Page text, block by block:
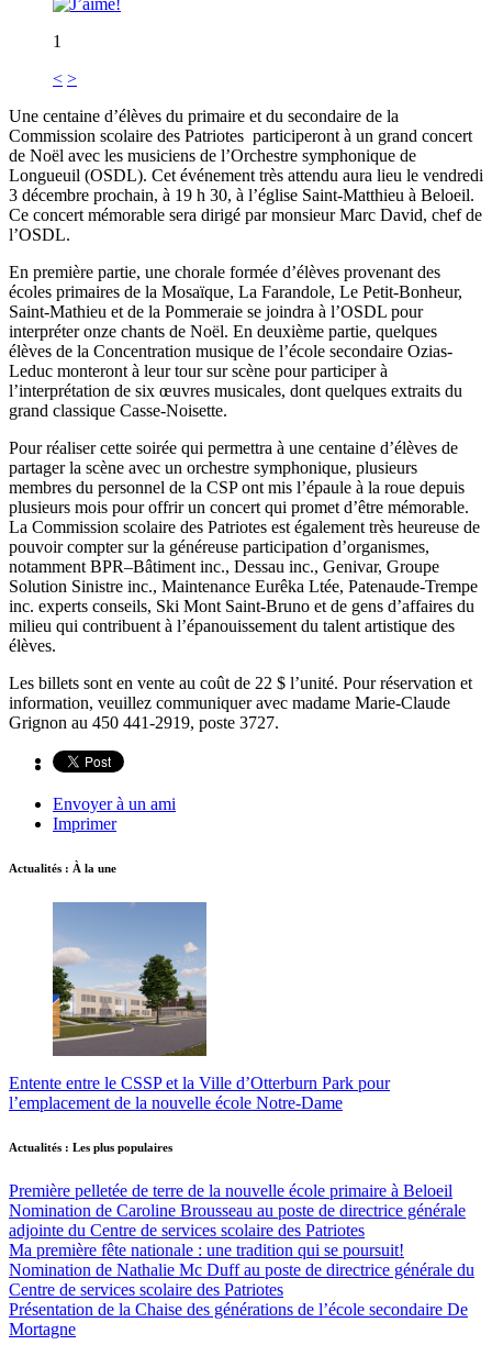
1
< >
Une centaine d’élèves du primaire et du secondaire de la
Commission scolaire des Patriotes participeront à un grand concert
de Noël avec les musiciens de l’Orchestre symphonique de
Longueuil (OSDL). Cet événement très attendu aura lieu le vendredi
3 décembre prochain, à 19 h 30, à l’église Saint-Matthieu à Beloeil.
Ce concert mémorable sera dirigé par monsieur Marc David, chef de
l’OSDL.
En première partie, une chorale formée d’élèves provenant des
écoles primaires de la Mosaïque, La Farandole, Le Petit-Bonheur,
Saint-Mathieu et de la Pommeraie se joindra à l’OSDL pour
interpréter onze chants de Noël. En deuxième partie, quelques
élèves de la Concentration musique de l’école secondaire Ozias-
Leduc monteront à leur tour sur scène pour participer à
l’interprétation de six œuvres musicales, dont quelques extraits du
grand classique Casse-Noisette.
Pour réaliser cette soirée qui permettra à une centaine d’élèves de
partager la scène avec un orchestre symphonique, plusieurs
membres du personnel de la CSP ont mis l’épaule à la roue depuis
plusieurs mois pour offrir un concert qui promet d’être mémorable.
La Commission scolaire des Patriotes est également très heureuse de
pouvoir compter sur la généreuse participation d’organismes,
notamment BPR–Bâtiment inc., Dessau inc., Genivar, Groupe
Solution Sinistre inc., Maintenance Eurêka Ltée, Patenaude-Trempe
inc. experts conseils, Ski Mont Saint-Bruno et de gens d’affaires du
milieu qui contribuent à l’épanouissement du talent artistique des
élèves.
Les billets sont en vente au coût de 22 $ l’unité. Pour réservation et
information, veuillez communiquer avec madame Marie-Claude
Grignon au 450 441-2919, poste 3727.
Envoyer à un ami
Imprimer
Actualités : À la une
Entente entre le CSSP et la Ville d’Otterburn Park pour
l’emplacement de la nouvelle école Notre-Dame
Actualités : Les plus populaires
Première pelletée de terre de la nouvelle école primaire à Beloeil
Nomination de Caroline Brousseau au poste de directrice générale
adjointe du Centre de services scolaire des Patriotes
Ma première fête nationale : une tradition qui se poursuit!
Nomination de Nathalie Mc Duff au poste de directrice générale du
Centre de services scolaire des Patriotes
Présentation de la Chaise des générations de l’école secondaire De
Mortagne